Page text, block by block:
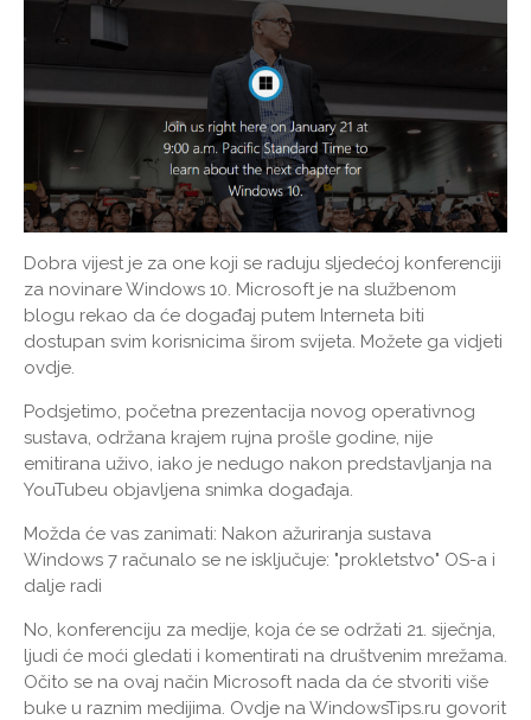
Dobra vijest je za one koji se raduju sljedećoj konferenciji
za novinare Windows 10. Microsoft je na službenom
blogu rekao da će događaj putem Interneta biti
dostupan svim korisnicima širom svijeta. Možete ga vidjeti
ovdje.
Podsjetimo, početna prezentacija novog operativnog
sustava, održana krajem rujna prošle godine, nije
emitirana uživo, iako je nedugo nakon predstavljanja na
YouTubeu objavljena snimka događaja.
Možda će vas zanimati: Nakon ažuriranja sustava
Windows 7 računalo se ne isključuje: "prokletstvo" OS-a i
dalje radi
No, konferenciju za medije, koja će se održati 21. siječnja,
ljudi će moći gledati i komentirati na društvenim mrežama.
Očito se na ovaj način Microsoft nada da će stvoriti više
buke u raznim medijima. Ovdje na WindowsTips.ru govorit